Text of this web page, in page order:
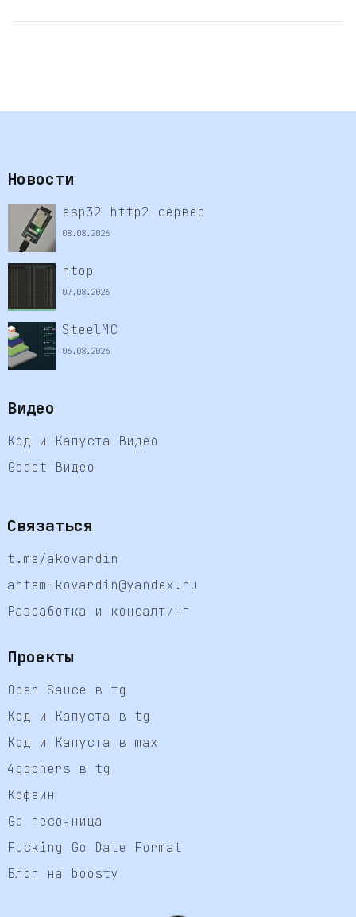
Новости
esp32 http2 сервер
08.08.2026
htop
07.08.2026
SteelMC
06.08.2026
Видео
Код и Капуста Видео
Godot Видео
Связаться
t.me/akovardin
artem-kovardin@yandex.ru
Разработка и консалтинг
Проекты
Open Sauce в tg
Код и Капуста в tg
Код и Капуста в max
4gophers в tg
Кофеин
Go песочница
Fucking Go Date Format
Блог на boosty